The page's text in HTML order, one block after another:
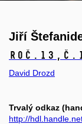
Jiří
Roč.13,
David Drozd
Trvalý odkaz
http://